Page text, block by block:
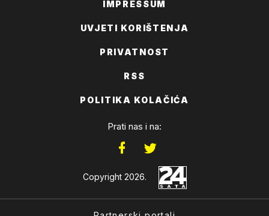
IMPRESSUM
UVJETI KORIŠTENJA
PRIVATNOST
RSS
POLITIKA KOLAČIĆA
Prati nas i na:
Copyright 2026.